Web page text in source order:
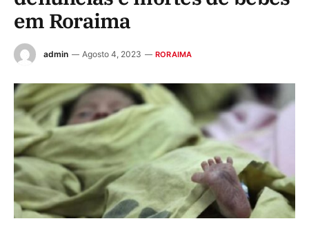
em Roraima
admin Agosto 4, 2023 RORAIMA